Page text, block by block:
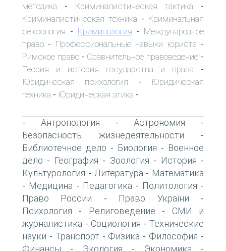
методика - Криминалистическая тактика -
Криминалистическая техника - Криминальная
сексология - Криминология - Международное
право - Профессиональные навыки юриста -
Римское право- Сравнительное правоведение -
Теория и история государства и права -
Юридическая психология -
Юридическая
техника - Юридическая этика -
- Антропология -Астрономия -
Безопасность жизнедеятельности -
Библиотечное дело - Биология - Военное
дело - География - Зоология - История -
Культурология - Литература - Математика
- Медицина - Педагогика - Политология -
Право России - Право України -
Психология - Религоведение - СМИ и
журналистика - Социология - Технические
науки - Транспорт- Физика - Философия -
Финансы Экология Экономика